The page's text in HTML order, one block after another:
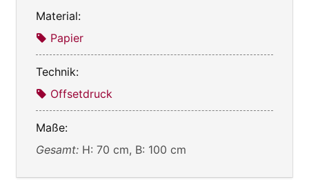
Material:
Papier
Technik:
Offsetdruck
Maße:
Gesamt: H: 70 cm, B: 100 cm